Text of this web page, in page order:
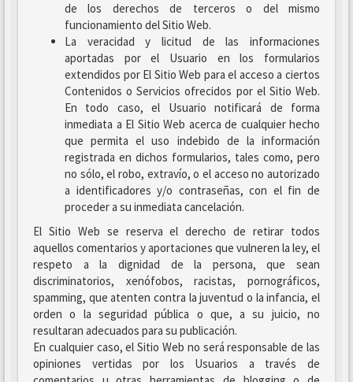
de los derechos de terceros o del mismo
funcionamiento del Sitio Web.
La veracidad y licitud de las informaciones
aportadas por el Usuario en los formularios
extendidos por El Sitio Web para el acceso a ciertos
Contenidos o Servicios ofrecidos por el Sitio Web.
En todo caso, el Usuario notificará de forma
inmediata a El Sitio Web acerca de cualquier hecho
que permita el uso indebido de la información
registrada en dichos formularios, tales como, pero
no sólo, el robo, extravío, o el acceso no autorizado
a identificadores y/o contraseñas, con el fin de
proceder a su inmediata cancelación.
El Sitio Web se reserva el derecho de retirar todos
aquellos comentarios y aportaciones que vulneren la ley, el
respeto a la dignidad de la persona, que sean
discriminatorios, xenófobos, racistas, pornográficos,
spamming, que atenten contra la juventud o la infancia, el
orden o la seguridad pública o que, a su juicio, no
resultaran adecuados para su publicación.
En cualquier caso, el Sitio Web no será responsable de las
opiniones vertidas por los Usuarios a través de